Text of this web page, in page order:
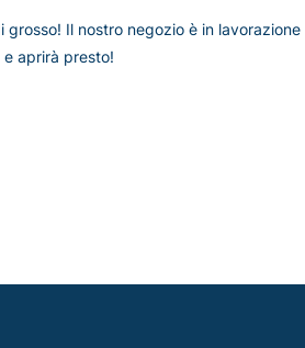
grosso! Il nostro negozio è in lavorazione
e aprirà presto!